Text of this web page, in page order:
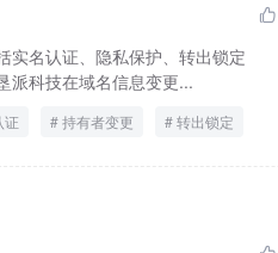

实名认证、隐私保护、转出锁定
派科技在域名信息变更...
证 持有者变更
转出锁定